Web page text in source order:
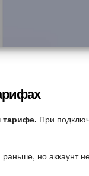
тарифе. При
но аккаунт